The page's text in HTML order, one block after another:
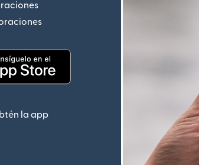
(se abre en una ventana nueva)
(se abre en una ventana nueva)
la app